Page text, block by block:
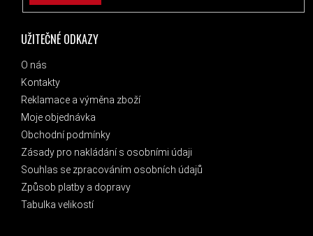
UŽITEČNÉ ODKAZY
O nás
Kontakty
Reklamace a výměna zboží
Moje objednávka
Obchodní podmínky
Zásady pro nakládání s osobními údaji
Souhlas se zpracováním osobních údajů
Způsob platby a dopravy
Tabulka velikostí